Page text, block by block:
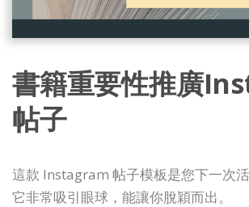
書籍重要性推廣
帖子
這款 Instagram 帖子模板是您下一次活
它非常吸引眼球，能讓你脫穎而出。